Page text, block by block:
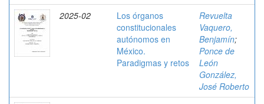
2025-02
Los órganos
constitucionales
autónomos en
México.
Paradigmas y retos
Revuelta
Vaquero,
Benjamín;
Ponce de
León
González,
José Roberto